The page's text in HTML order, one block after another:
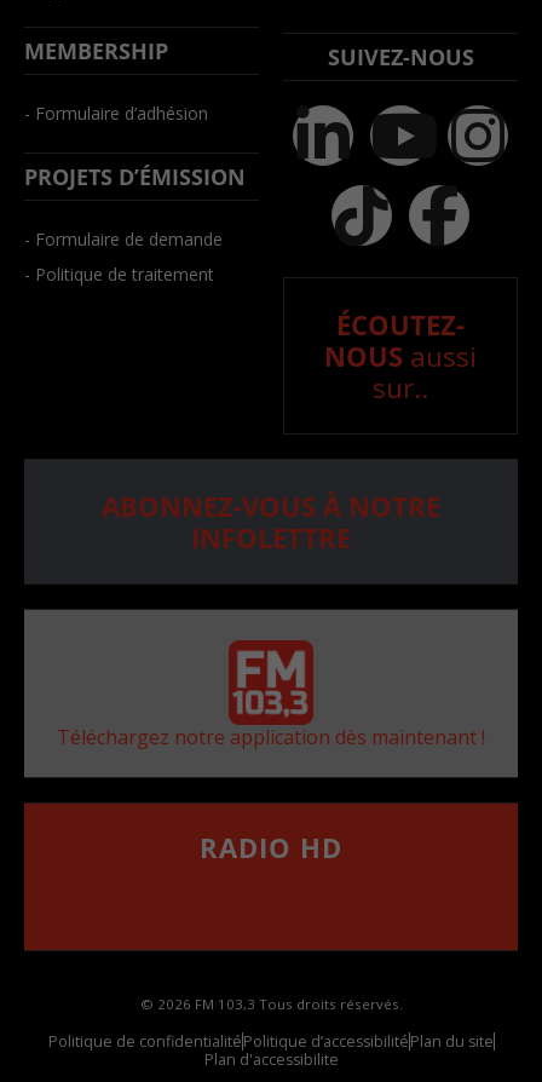
MEMBERSHIP
- Formulaire d’adhésion
PROJETS D’ÉMISSION
- Formulaire de demande
- Politique de traitement
SUIVEZ-NOUS
ÉCOUTEZ-
NOUS aussi
sur..
ABONNEZ-VOUS À NOTRE
INFOLETTRE
Téléchargez notre application dès maintenant !
RADIO HD
© 2026 FM 103,3 Tous droits réservés.
Politique de confidentialitéPolitique d’accessibilitéPlan du site
Plan d'accessibilite